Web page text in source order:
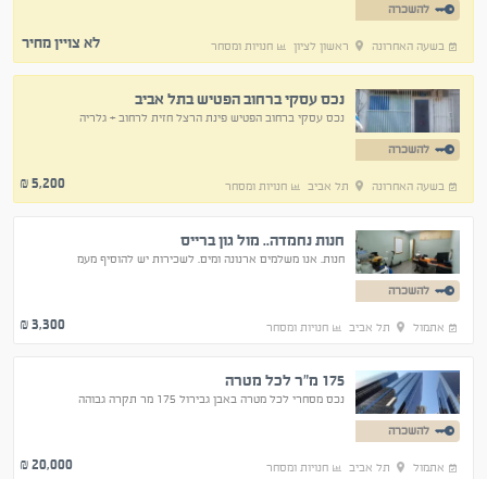
להשכרה
בשעה האחרונה ראשון לציון חנויות ומסחר לא צויין מחיר
להשכרה
נכס עסקי ברחוב הפטיש בתל אביב
נכס עסקי ברחוב הפטיש פינת הרצל חזית לרחוב + גלריה
בשעה האחרונה תל אביב חנויות ומסחר 5,200
₪
להשכרה
חנות נחמדה.. מול גון ברייס
חנות. אנו משלמים ארנונה ומים. לשכירות יש להוסיף מעמ
אתמול תל אביב חנויות ומסחר 3,300
₪
להשכרה
175 מ"ר לכל מטרה
נכס מסחרי לכל מטרה באבן גבירול 175 מר תקרה גבוהה
אתמול תל אביב חנויות ומסחר 20,000
₪